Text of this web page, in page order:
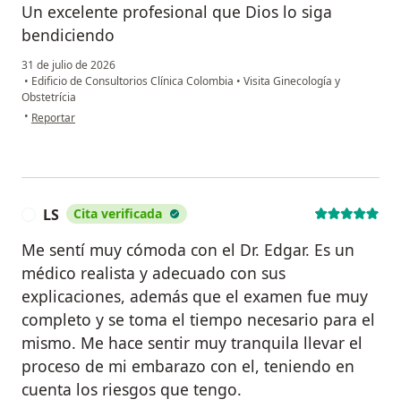
Un excelente profesional que Dios lo siga
bendiciendo
31 de julio de 2026
• Edificio de Consultorios Clínica Colombia • Visita Ginecología y
Obstetrícia
• en opinión del usuario Marcela Romero
Reportar
LS Cita verificada
Me sentí muy cómoda con el Dr. Edgar. Es un
médico realista y adecuado con sus
explicaciones, además que el examen fue muy
completo y se toma el tiempo necesario para el
mismo. Me hace sentir muy tranquila llevar el
proceso de mi embarazo con el, teniendo en
cuenta los riesgos que tengo.